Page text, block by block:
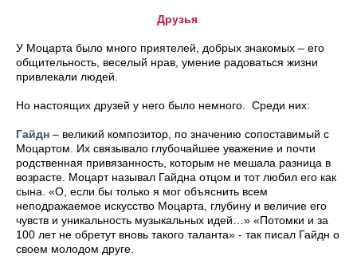
Друзья
У Моцарта было много приятелей, добрых знакомых – его
общительность, веселый нрав, умение радоваться жизни
привлекали людей.
Но настоящих друзей у него было немного. Среди них:
Гайдн – великий композитор, по значению сопоставимый с
Моцартом. Их связывало глубочайшее уважение и почти
родственная привязанность, которым не мешала разница в
возрасте. Моцарт называл Гайдна отцом и тот любил его как
сына. «О, если бы только я мог объяснить всем
неподражаемое искусство Моцарта, глубину и величие его
чувств и уникальность музыкальных идей…» «Потомки и за
100 лет не обретут вновь такого таланта» - так писал Гайдн о
своем молодом друге.